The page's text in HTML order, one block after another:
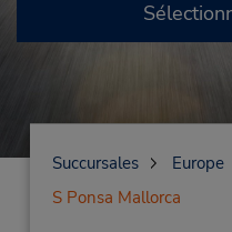
Succursales Europe
S Ponsa Mallorca